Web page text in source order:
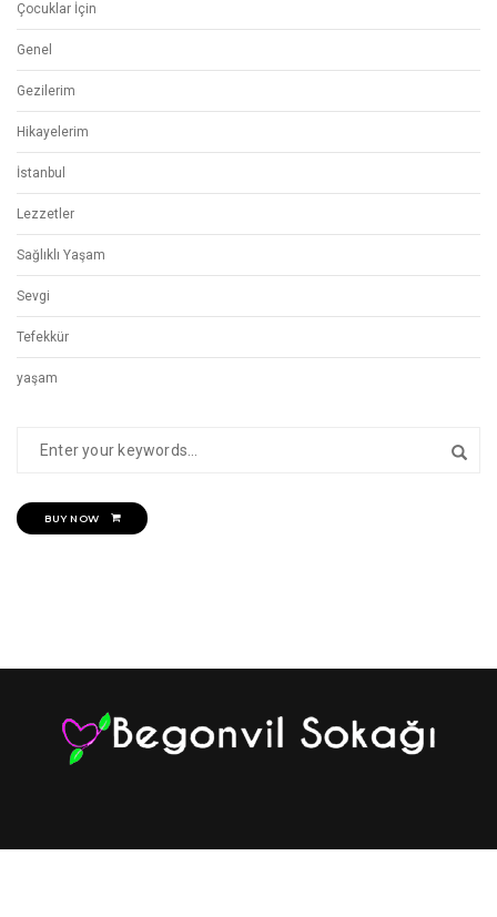
Çocuklar İçin
Genel
Gezilerim
Hikayelerim
İstanbul
Lezzetler
Sağlıklı Yaşam
Sevgi
Tefekkür
yaşam
BUY NOW